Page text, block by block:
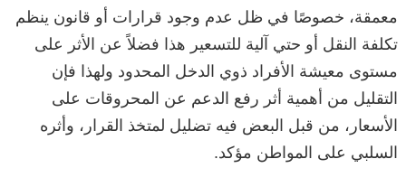
معمقة، خصوصًا في ظل عدم وجود قرارات أو قانون ينظم
تكلفة النقل أو حتي آلية للتسعير هذا فضلاً عن الأثر على
مستوى معيشة الأفراد ذوي الدخل المحدود ولهذا فإن
التقليل من أهمية أثر رفع الدعم عن المحروقات على
الأسعار، من قبل البعض فيه تضليل لمتخذ القرار، وأثره
السلبي على المواطن مؤكد.